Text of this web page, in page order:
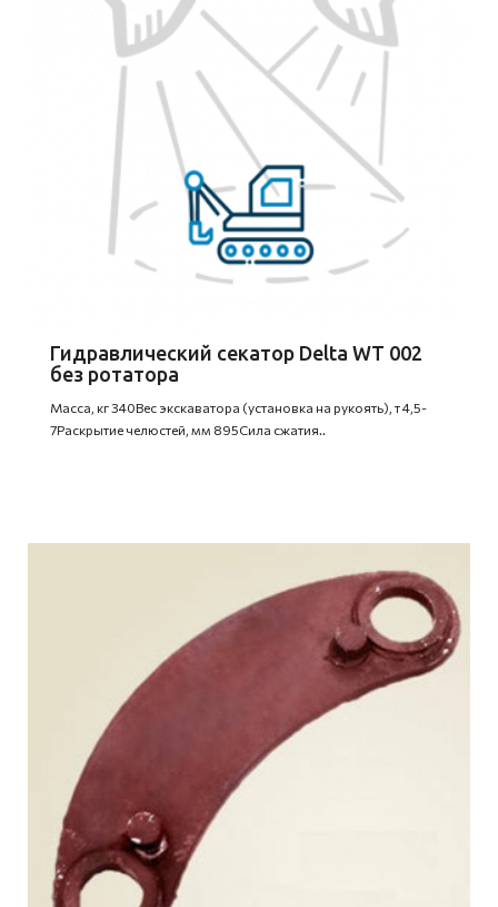
Гидравлический секатор Delta WT 002
без ротатора
Масса, кг 340Вес экскаватора (установка на рукоять), т 4,5-
7Раскрытие челюстей, мм 895Сила сжатия..